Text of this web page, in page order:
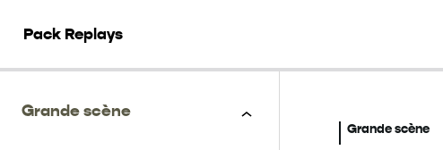
Pack Replays
Grande scène
Grande scène